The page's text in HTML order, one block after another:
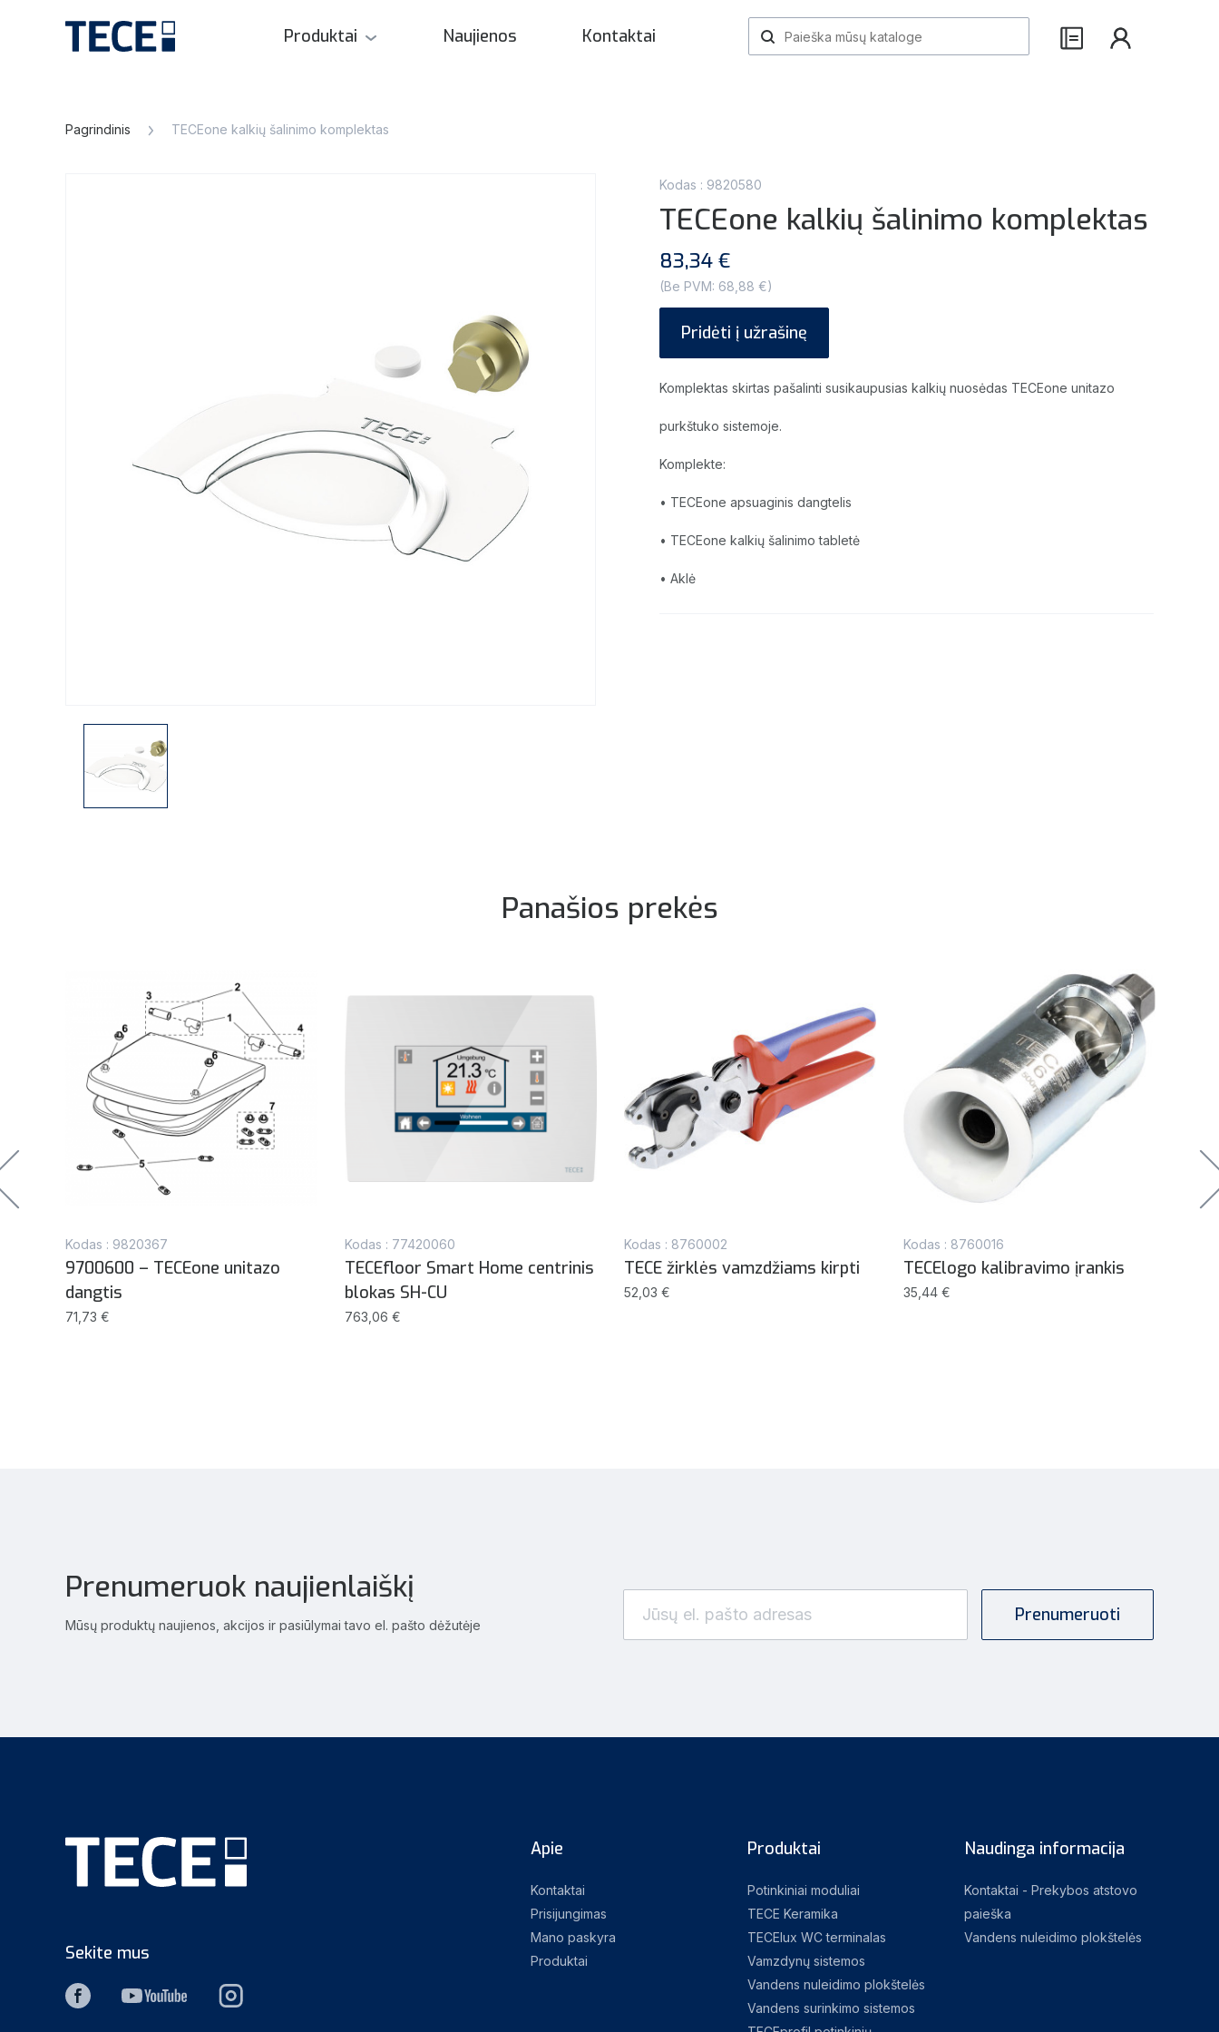
Produktai Naujienos Kontaktai
Pagrindinis TECEone kalkių šalinimo komplektas
Kodas : 9820580
TECEone kalkių šalinimo komplektas
83,34 €
(Be PVM: 68,88 €)
Pridėti į užrašinę
Komplektas skirtas pašalinti susikaupusias kalkių nuosėdas TECEone unitazo
purkštuko sistemoje.
Komplekte:
• TECEone apsuaginis dangtelis
• TECEone kalkių šalinimo tabletė
• Aklė
Panašios prekės
Kodas : 9820367
9700600 – TECEone unitazo
dangtis
71,73 €
Kodas : 77420060
TECEfloor Smart Home centrinis
blokas SH-CU
763,06 €
Kodas : 8760002
TECE žirklės vamzdžiams kirpti
52,03 €
Kodas : 8760016
TECElogo kalibravimo įrankis
35,44 €
Prenumeruok naujienlaiškį
Mūsų produktų naujienos, akcijos ir pasiūlymai tavo el. pašto dėžutėje
Sekite mus
Apie
Kontaktai
Prisijungimas
Mano paskyra
Produktai
Produktai
Potinkiniai moduliai
TECE Keramika
TECElux WC terminalas
Vamzdynų sistemos
Vandens nuleidimo plokštelės
Vandens surinkimo sistemos
Naudinga informacija
Kontaktai - Prekybos atstovo
paieška
Vandens nuleidimo plokštelės